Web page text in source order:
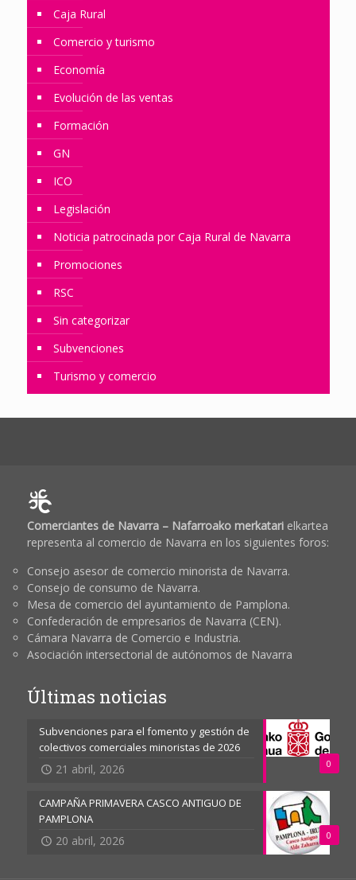
Caja Rural
Comercio y turismo
Economía
Evolución de las ventas
Formación
GN
ICO
Legislación
Noticia patrocinada por Caja Rural de Navarra
Promociones
RSC
Sin categorizar
Subvenciones
Turismo y comercio
Comerciantes de Navarra – Nafarroako merkatarielkartea
representa al comercio de Navarra en los siguientes foros:
Consejo asesor de comercio minorista de Navarra.
Consejo de consumo de Navarra.
Mesa de comercio del ayuntamiento de Pamplona.
Confederación de empresarios de Navarra (CEN).
Cámara Navarra de Comercio e Industria.
Asociación intersectorial de autónomos de Navarra
Últimas noticias
0
Subvenciones para el fomento y gestión de
colectivos comerciales minoristas de 2026
21 abril, 2026
0
CAMPAÑA PRIMAVERA CASCO ANTIGUO DE
PAMPLONA
20 abril, 2026